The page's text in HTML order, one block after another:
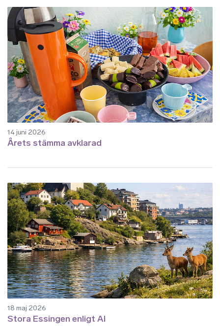
14 juni 2026
Årets stämma avklarad
18 maj 2026
Stora Essingen enligt AI